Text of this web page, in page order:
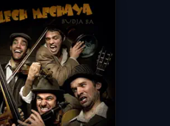
Instale a Apple Music